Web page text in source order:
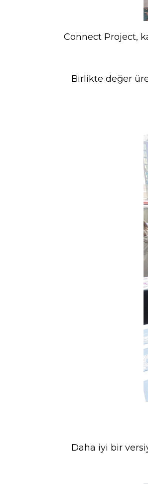
Connect Project,
Birlikte değer
Daha iyi bir